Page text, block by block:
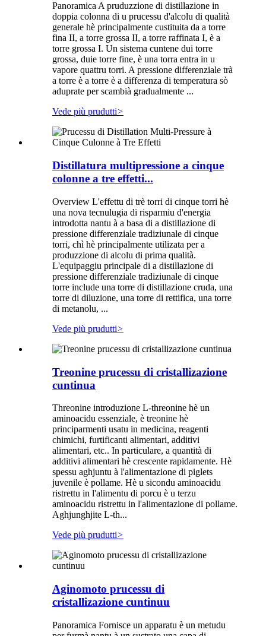
Panoramica A pruduzzione di distillazione in
doppia colonna di u prucessu d'alcolu di qualità
generale hè principalmente custituita da a torre
fina II, a torre grossa II, a torre raffinata I, è a
torre grossa I. Un sistema cuntene dui torre
grossa, duie torre fine, è una torra entra in u
vapore quattru torri. A pressione differenziale trà
a torre è a torre è a differenza di temperatura sò
aduprate per scambià gradualmente ...
Vede più prudutti>
Distillatura multipressione a cinque
colonne a tre effetti...
Overview L'effettu di trè torri di cinque torri hè
una nova tecnulugia di risparmiu d'energia
introdotta nantu à a basa di a distillazione di
pressione differenziale tradiziunale di cinque
torri, chì hè principalmente utilizata per a
produzzione di alcolu di prima qualità.
L'equipaggiu principale di a distillazione di
pressione differenziale tradiziunale di cinque
torre include una torre di distillazione cruda, una
torre di diluzione, una torre di rettifica, una torre
di metanolu, ...
Vede più prudutti>
Treonine prucessu di cristallizazione
cuntinua
Threonine introduzione L-threonine hè un
aminoacidu essenziale, è treonine hè
principarmenti usatu in medicina, reagenti
chimichi, furtificanti alimentari, additivi
alimentari, etc.. In particulare, a quantità di
additivi alimentari hè crescente rapidamente. Hè
spessu aghjuntu à l'alimentazione di piglets
juvenile è pollame. Hè u sicondu aminoacidu
ristrettu in l'alimentu di porcu è u terzu
aminoacidu ristrettu in l'alimentazione di pollame.
Aghjunghjite L-th...
Vede più prudutti>
Aginomoto prucessu di
cristallizazione cuntinuu
Panoramica Fornisce un apparatu è un metudu